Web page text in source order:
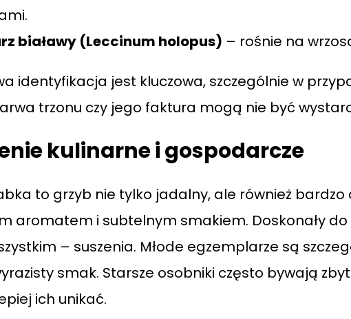
białawy (Leccinum holopus) – rośnie na
identyfikacja jest kluczowa, szczególnie w
trzonu czy jego faktura mogą nie być
kulinarne i gospodarcze
to grzyb nie tylko jadalny, ale również bardzo
aromatem i subtelnym smakiem. Doskonały
– suszenia. Młode egzemplarze są
smak. Starsze osobniki często bywają
ich unikać.